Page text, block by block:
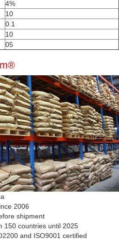
4%
10
0.1
10
05
2006
shipment
150 countries until 2025
and ISO9001 certified